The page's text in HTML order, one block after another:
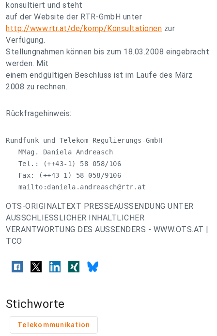
konsultiert und steht
auf der Website der RTR-GmbH unter
http://www.rtr.at/de/komp/Konsultationen zur
Verfügung.
Stellungnahmen können bis zum 18.03.2008 eingebracht
werden. Mit
einem endgültigen Beschluss ist im Laufe des März
2008 zu rechnen.
Rückfragehinweis:
Rundfunk und Telekom Regulierungs-GmbH
   MMag. Daniela Andreasch
   Tel.: (++43-1) 58 058/106
   Fax: (++43-1) 58 058/9106
   mailto:
daniela.andreasch@rtr.at
OTS-ORIGINALTEXT PRESSEAUSSENDUNG UNTER
AUSSCHLIESSLICHER INHALTLICHER
VERANTWORTUNG DES AUSSENDERS - WWW.OTS.AT |
TCO
Stichworte
Telekommunikation